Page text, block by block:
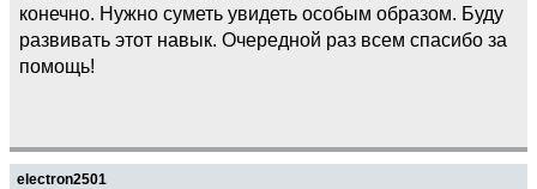
конечно. Нужно суметь увидеть особым образом. Буду
развивать этот навык. Очередной раз всем спасибо за
помощь!
electron2501